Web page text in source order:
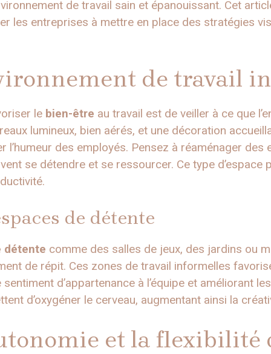
de travail sain et épanouissant. Cet
les entreprises à mettre en place des stratégies
de travail
le bien-être au travail est de veiller à ce que
lumineux, bien aérés, et une décoration
l’humeur des employés. Pensez à réaménager
se détendre et se ressourcer. Ce type d’espace
de détente
détente comme des salles de jeux, des jardins ou
de répit. Ces zones de travail informelles
d’appartenance à l’équipe et améliorant
d’oxygéner le cerveau, augmentant ainsi la
et la flexibilité